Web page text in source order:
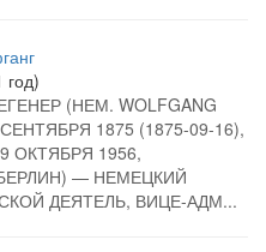
год)
(НЕМ. WOLFGANG
СЕНТЯБРЯ 1875 (1875-09-16),
ОКТЯБРЯ 1956,
— НЕМЕЦКИЙ
ДЕЯТЕЛЬ, ВИЦЕ-АДМ...